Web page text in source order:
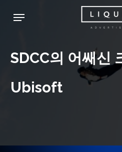
content
Menu
SDCC의 어쌔신
Ubisoft